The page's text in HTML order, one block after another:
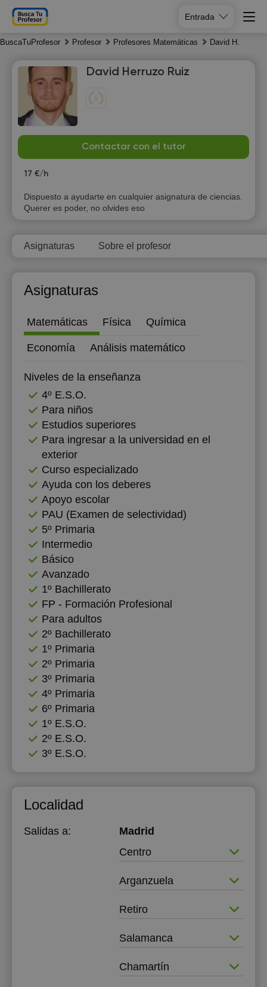
Entrada
BuscaTuProfesor Profesor Profesores Matemáticas David H.
David Herruzo Ruiz
Contactar con el tutor
17 €/h
Dispuesto a ayudarte en cualquier asignatura de ciencias.
Querer es poder, no olvides eso
Asignaturas Sobre el profesor
Asignaturas
Matemáticas Física Química
Economía Análisis matemático
Niveles de la enseñanza
4º E.S.O.
Para niños
Estudios superiores
Para ingresar a la universidad en el
exterior
Curso especializado
Ayuda con los deberes
Apoyo escolar
PAU (Examen de selectividad)
5º Primaria
Intermedio
Básico
Avanzado
1º Bachillerato
FP - Formación Profesional
Para adultos
2º Bachillerato
1º Primaria
2º Primaria
3º Primaria
4º Primaria
6º Primaria
1º E.S.O.
2º E.S.O.
3º E.S.O.
Localidad
Salidas a:
Madrid
Centro
Arganzuela
Retiro
Salamanca
Chamartín
6
Fr
7
Sa
8
9
10:00
13:00
21:00
10:00
13:30
19:00
20:30